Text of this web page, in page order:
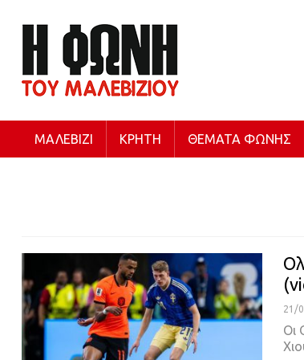
ΜΑΛΕΒΊΖΙ ΚΡΉΤΗ ΘΈΜΑΤΑ ΦΩΝΉΣ
21/
Οι